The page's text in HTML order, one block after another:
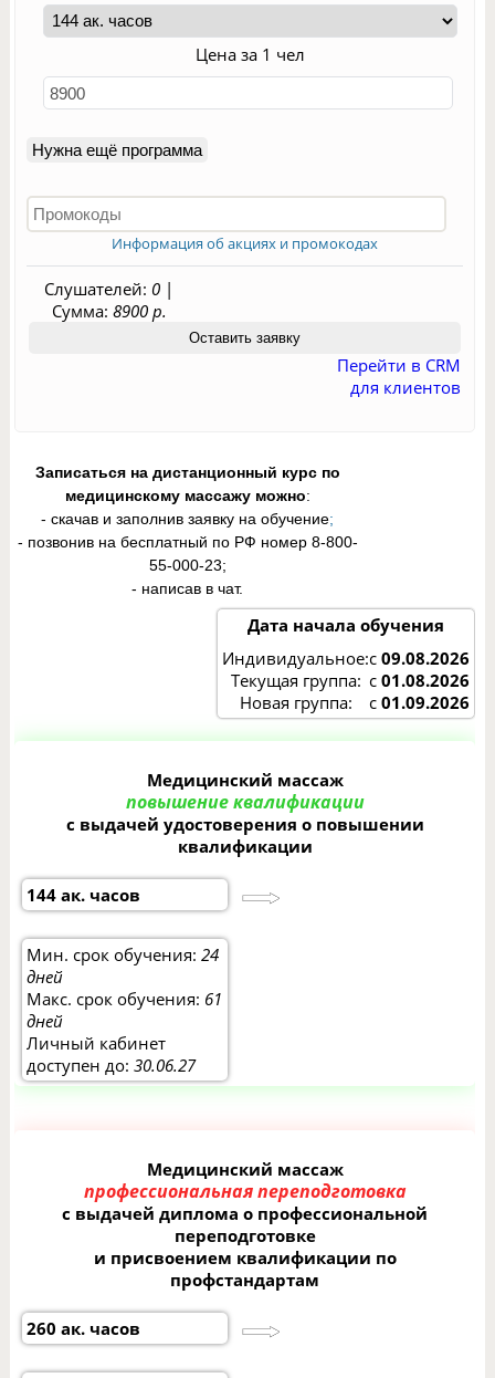
Цена за 1 чел
Нужна ещё программа
Информация об акциях и промокодах
Слушателей: 0 |
Сумма: 8900 р.
Перейти в CRM
для клиентов
Записаться на дистанционный курс по
медицинскому массажу можно:
- скачав и заполнив заявку на обучение;
- позвонив на бесплатный по РФ номер 8-800-
55-000-23;
- написав в чат.
Дата начала обучения
Индивидуальное:с09.08.2026
Текущая группа: с01.08.2026
Новая группа:
с01.09.2026
Медицинский массаж
повышение квалификации
с выдачей удостоверения о повышении
квалификации
144 ак. часов
Мин. срок обучения:24
дней
Макс. срок обучения: 61
дней
Личный кабинет
доступен до:30.06.27
Медицинский массаж
профессиональная переподготовка
с выдачей диплома о профессиональной
переподготовке
и присвоением квалификации по
профстандартам
260 ак. часов